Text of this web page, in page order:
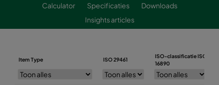
Calculator Specificaties
Downloads
Insights articles
Item Type ISO 29461
ISO-classificatie ISO
16890